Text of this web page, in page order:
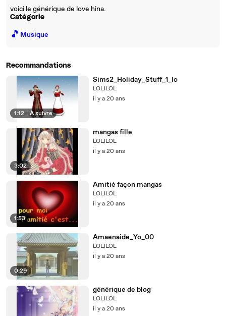
voici le générique de love hina.
Catégorie
🎵 Musique
Recommandations
1:12 À suivre
Sims2_Holiday_Stuff_1_lo
LOLILOL
il y a 20 ans
3:02
mangas fille
LOLILOL
il y a 20 ans
1:53
Amitié façon mangas
LOLILOL
il y a 20 ans
0:29
Amaenaide_Yo_00
LOLILOL
il y a 20 ans
générique de blog
LOLILOL
il y a 20 ans